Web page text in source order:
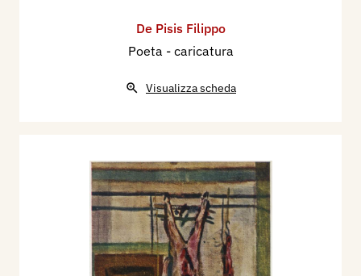
De Pisis Filippo
Poeta - caricatura
Visualizza scheda